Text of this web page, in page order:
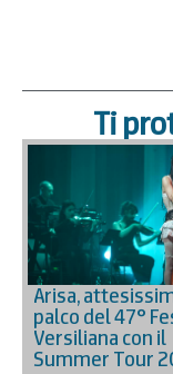
Ti
Arisa,
palco del 47°
Versiliana con il
Summer Tour